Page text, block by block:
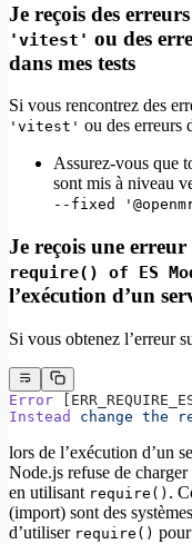
Je reçois des
'vitest' ou des
dans mes tests
Si vous rencontrez des
'vitest' ou des erreurs
Assurez-vous que
sont mis à niveau
--fixed
Je reçois une erreur
require() of ES
l’exécution d’un
Si vous obtenez l’erreur
Error
Instead
change the
lors de l’exécution d’un
Node.js refuse de
en utilisant require() .
(import) sont des
d’utiliser require()